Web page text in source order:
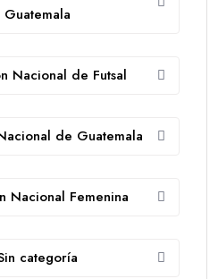
Guatemala
Nacional de Futsal
de Guatemala
Nacional Femenina
categoría